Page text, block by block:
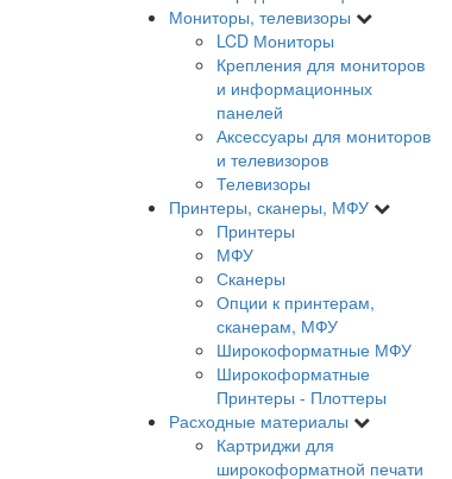
Мониторы, телевизоры
LCD Мониторы
Крепления для мониторов
и информационных
панелей
Аксессуары для мониторов
и телевизоров
Телевизоры
Принтеры, сканеры, МФУ
Принтеры
МФУ
Сканеры
Опции к принтерам,
сканерам, МФУ
Широкоформатные МФУ
Широкоформатные
Принтеры - Плоттеры
Расходные материалы
Картриджи для
широкоформатной печати